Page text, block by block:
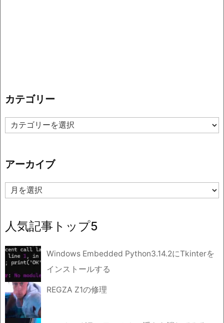
カテゴリー
カ
テ
ー
アーカイブ
ア
ー
ブ
人気記事トップ5
Windows Embedded Python3.14.2にTkinterを
インストールする
REGZA Z1の修理